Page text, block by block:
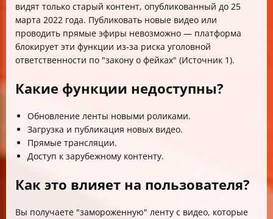
видят только старый контент, опубликованный до 25
марта 2022 года. Публиковать новые видео или
проводить прямые эфиры невозможно — платформа
блокирует эти функции из-за риска уголовной
ответственности по "закону о фейках" (Источник 1).
Какие функции недоступны?
Обновление ленты новыми роликами.
Загрузка и публикация новых видео.
Прямые трансляции.
Доступ к зарубежному контенту.
Как это влияет на пользователя?
Вы получаете "замороженную" ленту с видео, которые